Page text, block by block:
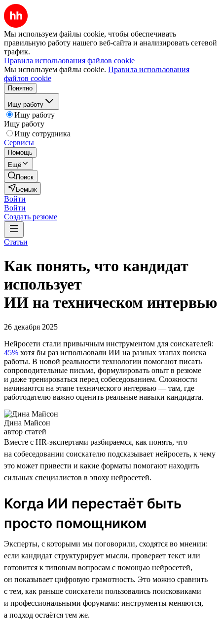
Мы используем файлы cookie, чтобы обеспечивать
правильную работу нашего веб-сайта и анализировать сетевой
трафик.
Правила использования файлов cookie
Мы используем файлы cookie. Правила использования
файлов cookie
Понятно
Ищу работу
Ищу работу
Ищу работу
Ищу сотрудника
Сервисы
Помощь
Ещё
Поиск
Бемыж
Войти
Войти
Создать резюме
Статьи
Как понять, что кандидат
использует
ИИ на техническом интервью
26 декабря 2025
Нейросети стали привычным инструментом для соискателей:
45% хотя бы раз использовали ИИ на разных этапах поиска
работы. В новой реальности технологии помогают писать
сопроводительные письма, формулировать опыт в резюме
и даже тренироваться перед собеседованием. Сложности
начинаются на этапе технического интервью — там, где
работодателю важно оценить реальные навыки кандидата.
Дина Майсон
автор статей
Вместе с HR-экспертами разбираемся, как понять, что
на собеседовании соискателю подсказывает нейросеть, к чему
это может привести и какие форматы помогают находить
сильных специалистов в эпоху нейросетей.
Когда ИИ перестаёт быть
просто помощником
Эксперты, с которыми мы поговорили, сходятся во мнении:
если кандидат структурирует мысли, проверяет текст или
готовится к типовым вопросам с помощью нейросетей,
он показывает цифровую грамотность. Это можно сравнить
с тем, как раньше соискатели пользовались поисковиками
и профессиональными форумами: инструменты меняются,
а подход остаётся тем же.